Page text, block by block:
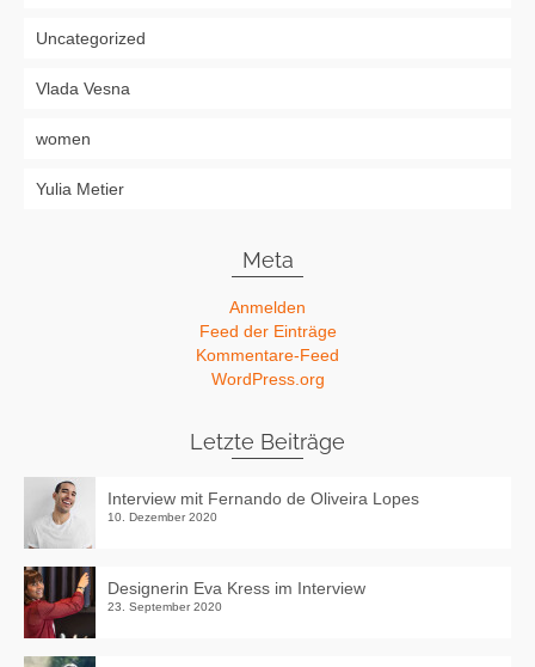
Uncategorized
Vlada Vesna
women
Yulia Metier
Meta
Anmelden
Feed der Einträge
Kommentare-Feed
WordPress.org
Letzte Beiträge
Interview mit Fernando de Oliveira Lopes
10. Dezember 2020
Designerin Eva Kress im Interview
23. September 2020